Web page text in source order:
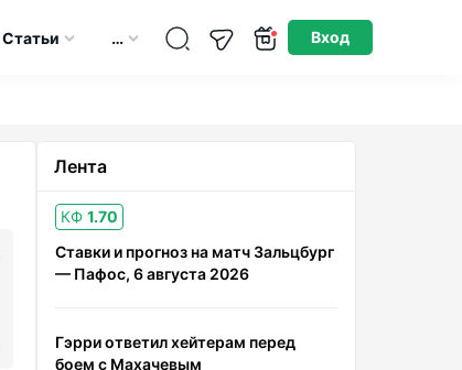
Статьи … Вход
Лента
КФ 1.70
Ставки и прогноз на матч Зальцбург
— Пафос, 6 августа 2026
Гэрри ответил хейтерам перед
боем с Махачевым